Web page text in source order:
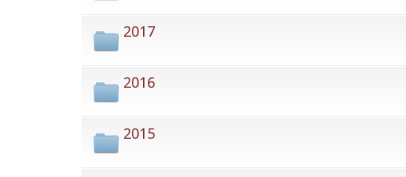
2017
2016
2015